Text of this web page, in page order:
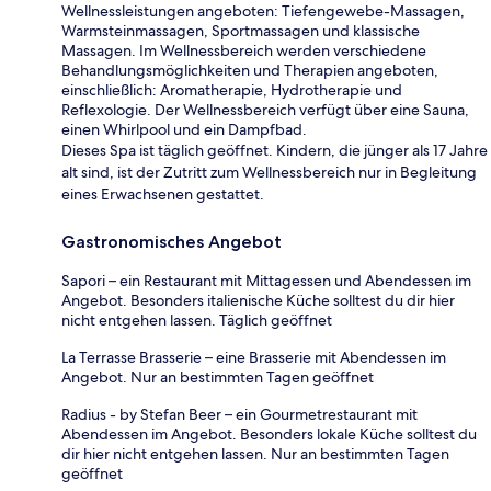
Wellnessleistungen angeboten: Tiefengewebe-Massagen,
Warmsteinmassagen, Sportmassagen und klassische
Massagen. Im Wellnessbereich werden verschiedene
Behandlungsmöglichkeiten und Therapien angeboten,
einschließlich: Aromatherapie, Hydrotherapie und
Reflexologie. Der Wellnessbereich verfügt über eine Sauna,
einen Whirlpool und ein Dampfbad.
Dieses Spa ist täglich geöffnet. Kindern, die jünger als 17 Jahre
alt sind, ist der Zutritt zum Wellnessbereich nur in Begleitung
eines Erwachsenen gestattet.
Gastronomisches Angebot
Sapori – ein Restaurant mit Mittagessen und Abendessen im
Angebot. Besonders italienische Küche solltest du dir hier
nicht entgehen lassen. Täglich geöffnet
La Terrasse Brasserie – eine Brasserie mit Abendessen im
Angebot. Nur an bestimmten Tagen geöffnet
Radius - by Stefan Beer – ein Gourmetrestaurant mit
Abendessen im Angebot. Besonders lokale Küche solltest du
dir hier nicht entgehen lassen. Nur an bestimmten Tagen
geöffnet